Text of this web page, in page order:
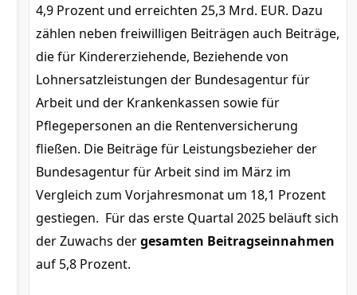
4,9 Prozent und erreichten 25,3 Mrd. EUR. Dazu
zählen neben freiwilligen Beiträgen auch Beiträge,
die für Kindererziehende, Beziehende von
Lohnersatzleistungen der Bundesagentur für
Arbeit und der Krankenkassen sowie für
Pflegepersonen an die Rentenversicherung
fließen. Die Beiträge für Leistungsbezieher der
Bundesagentur für Arbeit sind im März im
Vergleich zum Vorjahresmonat um 18,1 Prozent
gestiegen. Für das erste Quartal 2025 beläuft sich
der Zuwachs dergesamten Beitragseinnahmen
auf 5,8 Prozent.